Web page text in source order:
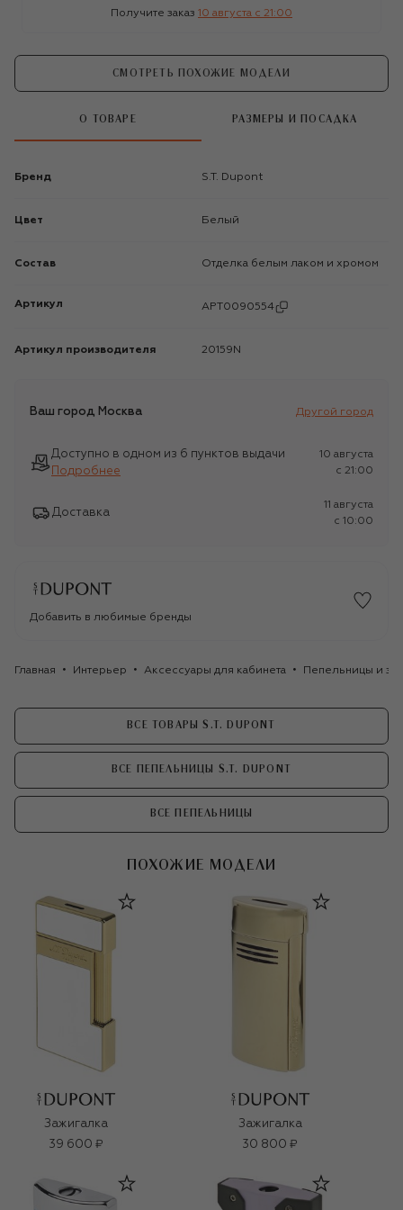
Получите заказ 10 августа c 21:00
СМОТРЕТЬ ПОХОЖИЕ МОДЕЛИ
О ТОВАРЕ РАЗМЕРЫ И ПОСАДКА
Бренд S.T. Dupont
Цвет Белый
Состав Отделка белым лаком и хромом
Артикул APT0090554
Артикул производителя 20159N
Ваш город Москва Другой город
Доступно в одном из 6 пунктов выдачи
Подробнее
10 августа
c 21:00
Доставка
11 августа
c 10:00
Добавить в любимые бренды
Главная Интерьер Аксессуары для кабинета Пепельницы и
ВСЕ ТОВАРЫ S.T. DUPONT
ВСЕ ПЕПЕЛЬНИЦЫ S.T. DUPONT
ВСЕ ПЕПЕЛЬНИЦЫ
ПОХОЖИЕ МОДЕЛИ
Зажигалка
39 600 ₽
Зажигалка
30 800 ₽